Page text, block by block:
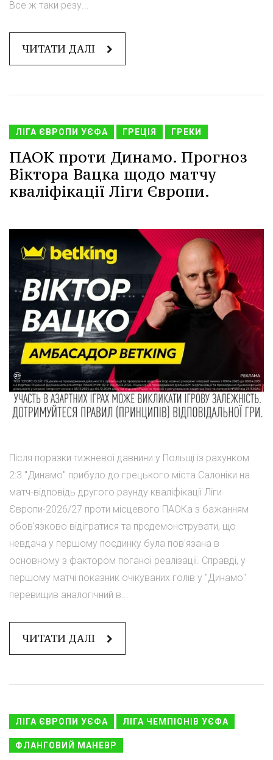
Все ж таки резу...
ЧИТАТИ ДАЛІ
ЛІГА ЄВРОПИ УЄФА ГРЕЦІЯ ГРЕКИ
ПАОК проти Динамо. Прогноз
Віктора Вацка щодо матчу
кваліфікації Ліги Європи.
Після поразки тижневої давнини у Польщі із рахунком
2:3 "Динамо" прибуло до грецького міста Салоніки на
матч-відповідь другого раунду кваліфікації Ліги
Європи-2026/27 проти місцевого ПАОКа з бажанням
обов'язково відігратися та продемонструвати, що
невдача у першому поєдинку була пов'язана в
основному з фактором поганої реалізації. Справді, у
першому матчі показник очікуваних голів у "Динамо"
перевищив аналогічний в...
ЧИТАТИ ДАЛІ
ЛІГА ЄВРОПИ УЄФА ЛІГА ЧЕМПІОНІВ УЄФА
ФЛАНГОВИЙ МАНЕВР